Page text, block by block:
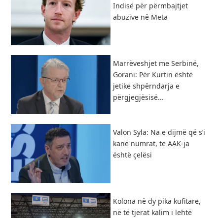
Indisë për përmbajtjet
abuzive në Meta
Marrëveshjet me Serbinë,
Gorani: Për Kurtin është
jetike shpërndarja e
përgjegjësisë...
Valon Syla: Na e dijmë që s’i
kanë numrat, te AAK-ja
është çelësi
Kolona në dy pika kufitare,
në të tjerat kalim i lehtë